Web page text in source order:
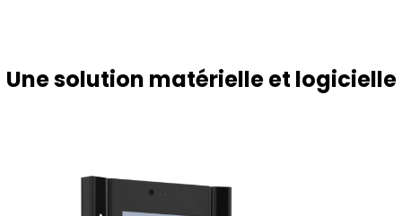
Une solution matérielle et logicielle